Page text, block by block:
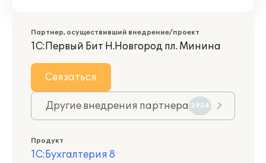
Партнер, осуществивший внедрение/проект
1С:Первый Бит Н.Новгород пл. Минина
Связаться
Другие внедрения партнера 2934
Продукт
1С:Бухгалтерия 8